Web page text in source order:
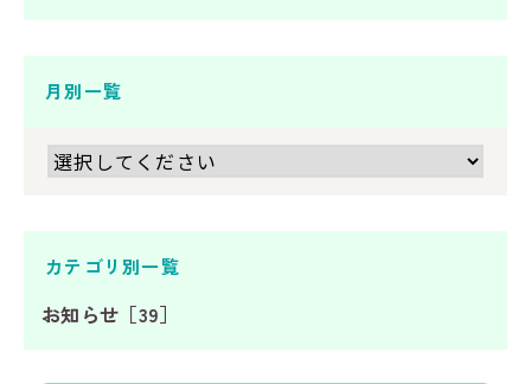
月別一覧
カテゴリ別一覧
お知らせ［39］